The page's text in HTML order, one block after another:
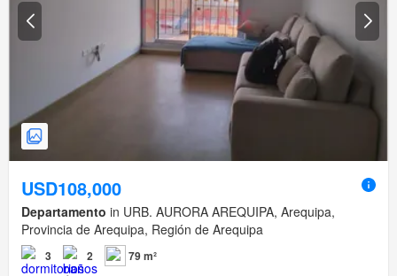
USD108,000
Departamento in URB. AURORA AREQUIPA, Arequipa,
Provincia de Arequipa, Región de Arequipa
3 2
79 m²